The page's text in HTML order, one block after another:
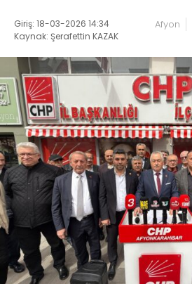
Giriş: 18-03-2026 14:34
Kaynak: Şerafettin KAZAK
Afyon